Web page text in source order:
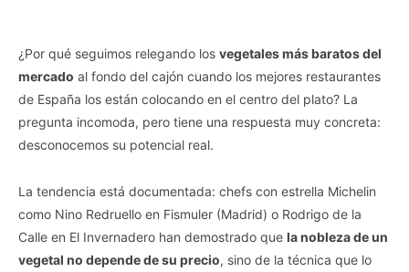
¿Por qué seguimos relegando los vegetales más baratos del
mercado al fondo del cajón cuando los mejores restaurantes
de España los están colocando en el centro del plato? La
pregunta incomoda, pero tiene una respuesta muy concreta:
desconocemos su potencial real.
La tendencia está documentada: chefs con estrella Michelin
como Nino Redruello en Fismuler (Madrid) o Rodrigo de la
Calle en El Invernadero han demostrado que la nobleza de un
vegetal no depende de su precio, sino de la técnica que lo